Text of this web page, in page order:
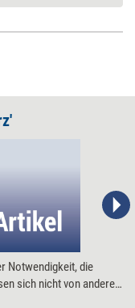
Notwendigkeit, die
sich nicht von anderen